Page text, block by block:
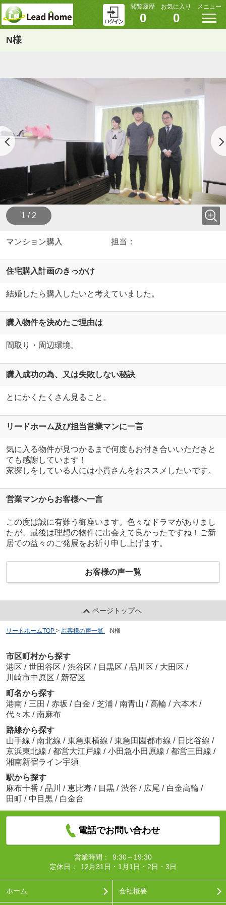
閲覧履歴
0
お気に入り
0
メニュー
N様
1 / 2
マンション購入 担当：
住宅購入計画のきっかけ
結婚したら購入したいと考えていました。
購入物件を決めたご理由は
間取り・周辺環境。
購入成功の為、又は失敗しない秘訣
とにかくたくさん見ること。
リードホーム及び担当営業マンに一言
気に入る物件が見つかるまで何度もお付き合いいただきと
ても感謝しています！
家探しをしている人には小貫さんをおススメしたいです。
営業マンからお客様へ一言
この度は誠に有難う御座います。色々なドラマがありまし
たが、最後は理想の物件に出会えて良かったですね！ご新
居での益々のご発展をお祈り申し上げます。
お客様の声一覧
ページトップへ
リードホームTOP > お客様の声一覧 N様
市区町村から探す
港区 / 世田谷区 / 渋谷区 / 目黒区 / 品川区 / 大田区 /
川崎市中原区 / 新宿区
町名から探す
港南 / 三田 / 赤坂 / 白金 / 芝浦 / 南青山 / 高輪 / 六本木 /
代々木 / 南麻布
路線から探す
山手線 / 南北線 / 東急東横線 / 東急田園都市線 / 日比谷線 /
京浜東北線 / 都営大江戸線 / 小田急小田原線 / 都営三田線 /
湘南新宿ライン宇須
駅から探す
麻布十番 / 品川 / 恵比寿 / 目黒 / 渋谷 / 広尾 / 白金高輪 /
田町 / 中目黒 / 白金台
電話でお問い合わせ
営業時間：
9:30～19:30
定休日：
12月31日・1月1日・2日・3日
ホーム 会社概要